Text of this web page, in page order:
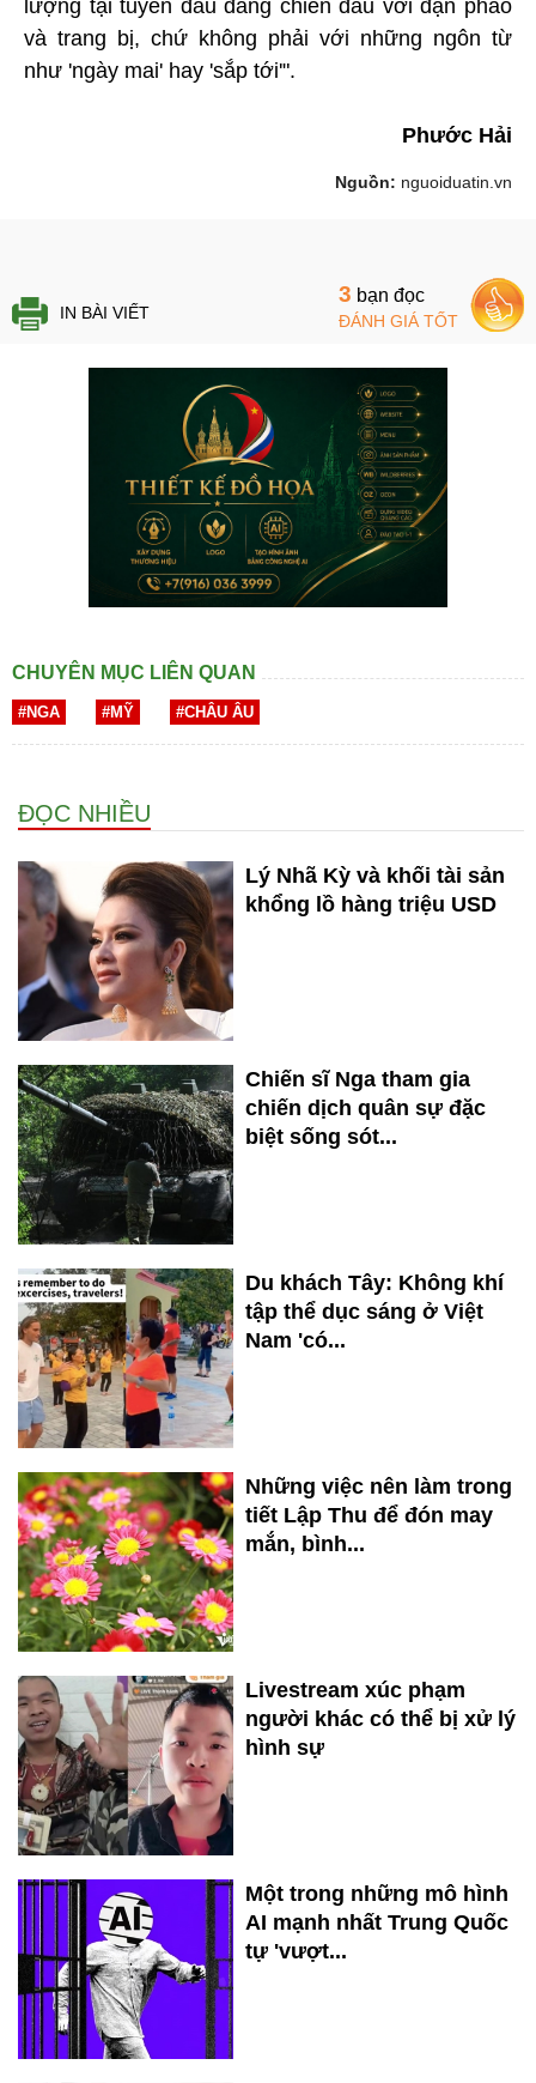
lượng tại tuyến đầu đang chiến đấu với đạn pháo
và trang bị, chứ không phải với những ngôn từ
như 'ngày mai' hay 'sắp tới'".
Phước Hải
Nguồn: nguoiduatin.vn
IN BÀI VIẾT
3 bạn đọc
ĐÁNH GIÁ TỐT
CHUYÊN MỤC LIÊN QUAN
#NGA #MỸ #CHÂU ÂU
ĐỌC NHIỀU
Lý Nhã Kỳ và khối tài sản
khổng lồ hàng triệu USD
Chiến sĩ Nga tham gia
chiến dịch quân sự đặc
biệt sống sót...
Du khách Tây: Không khí
tập thể dục sáng ở Việt
Nam 'có...
Những việc nên làm trong
tiết Lập Thu để đón may
mắn, bình...
Livestream xúc phạm
người khác có thể bị xử lý
hình sự
Một trong những mô hình
AI mạnh nhất Trung Quốc
tự 'vượt...